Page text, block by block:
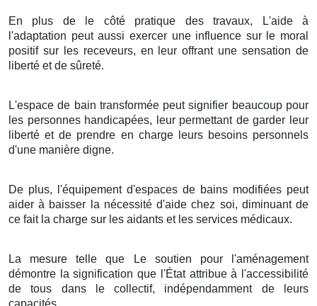
En plus de le côté pratique des travaux, L'aide à
l'adaptation peut aussi exercer une influence sur le moral
positif sur les receveurs, en leur offrant une sensation de
liberté et de sûreté.
L'espace de bain transformée peut signifier beaucoup pour
les personnes handicapées, leur permettant de garder leur
liberté et de prendre en charge leurs besoins personnels
d'une manière digne.
De plus, l'équipement d'espaces de bains modifiées peut
aider à baisser la nécessité d'aide chez soi, diminuant de
ce fait la charge sur les aidants et les services médicaux.
La mesure telle que Le soutien pour l'aménagement
démontre la signification que l'État attribue à l'accessibilité
de tous dans le collectif, indépendamment de leurs
capacités.